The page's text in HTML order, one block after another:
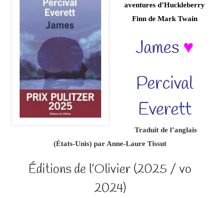
aventures d’Huckleberry
Finn de Mark Twain
James ♥
Percival
Everett
Traduit de l’anglais
(États-Unis) par Anne-Laure Tissut
Éditions de l’Olivier (2025 / vo
2024)